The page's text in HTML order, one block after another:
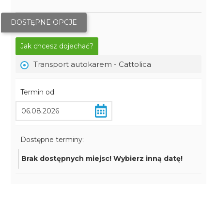
DOSTĘPNE OPCJE
Jak chcesz dojechać?
Transport autokarem - Cattolica
Termin od:
Dostępne terminy:
Brak dostępnych miejsc! Wybierz inną datę!